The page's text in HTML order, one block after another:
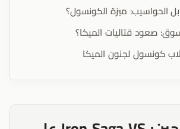
صعود قتاليات الميكا؟
كونسول لجنون الميكا